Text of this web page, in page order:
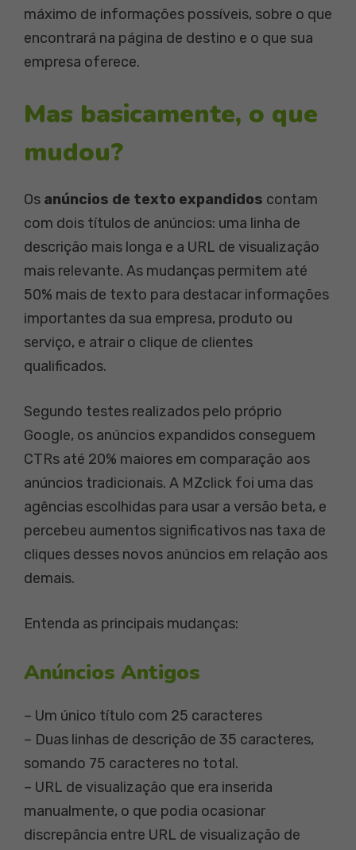
máximo de informações possíveis, sobre o que
encontrará na página de destino e o que sua
empresa oferece.
Mas basicamente, o que
mudou?
Os anúncios de texto expandidos contam
com dois títulos de anúncios: uma linha de
descrição mais longa e a URL de visualização
mais relevante. As mudanças permitem até
50% mais de texto para destacar informações
importantes da sua empresa, produto ou
serviço, e atrair o clique de clientes
qualificados.
Segundo testes realizados pelo próprio
Google, os anúncios expandidos conseguem
CTRs até 20% maiores em comparação aos
anúncios tradicionais. A MZclick foi uma das
agências escolhidas para usar a versão beta, e
percebeu aumentos significativos nas taxa de
cliques desses novos anúncios em relação aos
demais.
Entenda as principais mudanças:
Anúncios Antigos
– Um único título com 25 caracteres
– Duas linhas de descrição de 35 caracteres,
somando 75 caracteres no total.
– URL de visualização que era inserida
manualmente, o que podia ocasionar
discrepância entre URL de visualização de